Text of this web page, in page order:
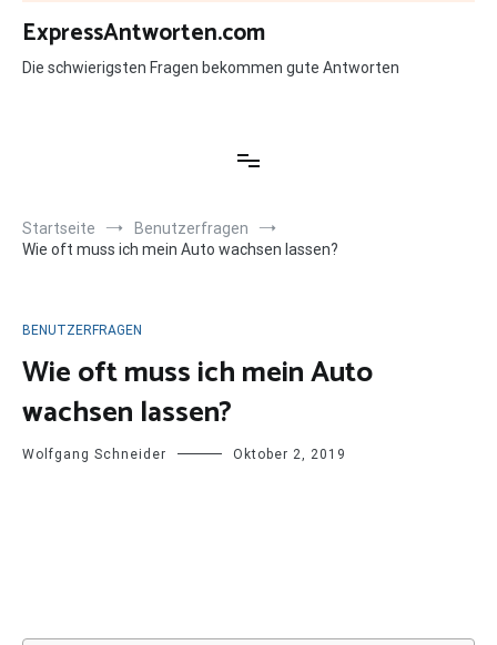
Zum
Inhalt
springen
ExpressAntworten.com
Die schwierigsten Fragen bekommen gute Antworten
Startseite
Benutzerfragen
Wie oft muss ich mein Auto wachsen lassen?
BENUTZERFRAGEN
Wie oft muss ich mein Auto
wachsen lassen?
Wolfgang Schneider Oktober 2, 2019